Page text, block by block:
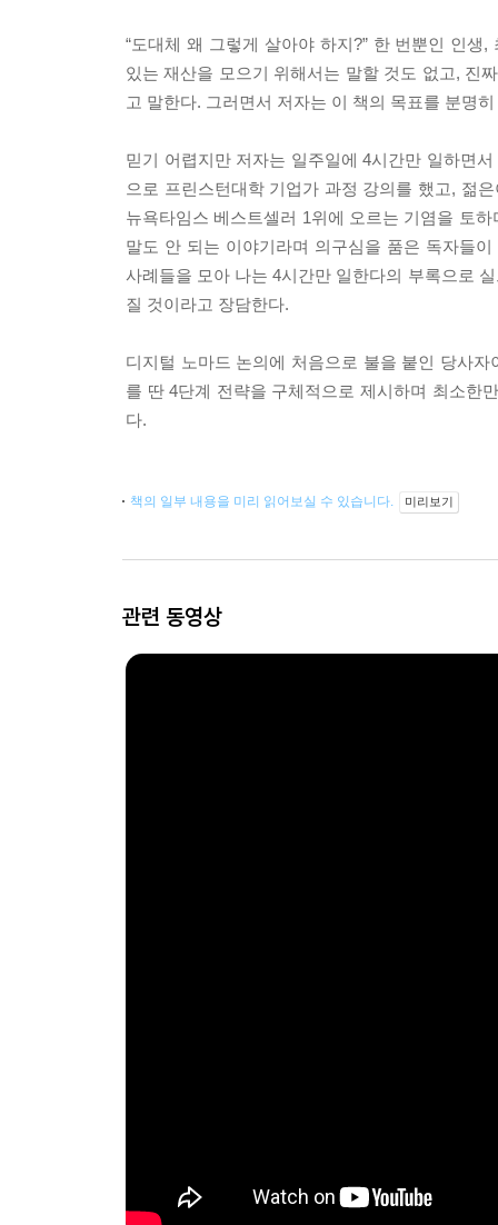
“도대체 왜 그렇게 살아야 하지?” 한 번뿐인 인
있는 재산을 모으기 위해서는 말할 것도 없고, 진
고 말한다. 그러면서 저자는 이 책의 목표를 분명
믿기 어렵지만 저자는 일주일에 4시간만 일하면
으로 프린스턴대학 기업가 과정 강의를 했고, 젊
뉴욕타임스 베스트셀러 1위에 오르는 기염을 토
말도 안 되는 이야기라며 의구심을 품은 독자들
사례들을 모아 나는 4시간만 일한다의 부록으로
질 것이라고 장담한다.
디지털 노마드 논의에 처음으로 불을 붙인 당사
를 딴 4단계 전략을 구체적으로 제시하며 최소한
다.
책의 일부 내용을 미리 읽어보실 수 있습니다. 미리보기
관련 동영상